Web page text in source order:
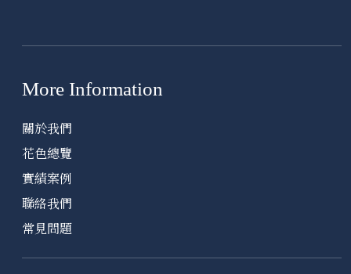
More Information
關於我們
花色總覽
實績案例
聯絡我們
常見問題